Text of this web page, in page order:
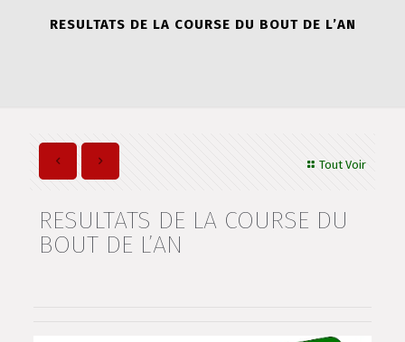
RESULTATS DE LA COURSE DU BOUT DE L’AN
Tout Voir
RESULTATS DE LA COURSE DU
BOUT DE L’AN